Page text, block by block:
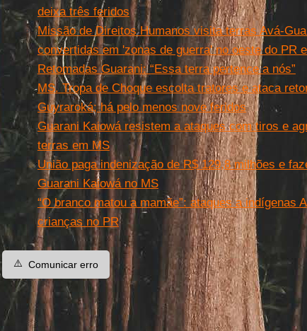
deixa três feridos
Missão de Direitos Humanos visita terras Avá-
convertidas em 'zonas de guerra' no oeste do PR
Retomadas Guarani: “Essa terra pertence a nós”
MS. Tropa de Choque escolta tratores e ataca
Guyraroká; há pelo menos nove feridos
Guarani Kaiowá resistem a ataques com tiros e
terras em MS
União paga indenização de R$ 129,8 milhões e
Guarani Kaiowá no MS
“O branco matou a mamãe”: ataques a indígenas
crianças no PR
⚠️ Comunicar erro